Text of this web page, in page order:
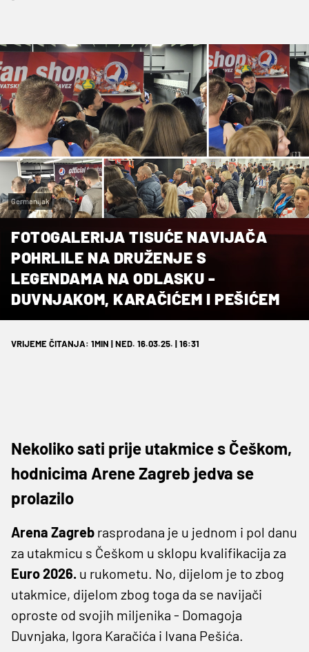
Germanijak
FOTOGALERIJA TISUĆE NAVIJAČA
POHRLILE NA DRUŽENJE S
LEGENDAMA NA ODLASKU -
DUVNJAKOM, KARAČIĆEM I PEŠIĆEM
VRIJEME ČITANJA: 1MIN | NED. 16.03.25. | 16:31
Nekoliko sati prije utakmice s Češkom,
hodnicima Arene Zagreb jedva se
prolazilo
Arena Zagreb rasprodana je u jednom i pol danu
za utakmicu s Češkom u sklopu kvalifikacija za
Euro 2026. u rukometu. No, dijelom je to zbog
utakmice, dijelom zbog toga da se navijači
oproste od svojih miljenika - Domagoja
Duvnjaka, Igora Karačića i Ivana Pešića.